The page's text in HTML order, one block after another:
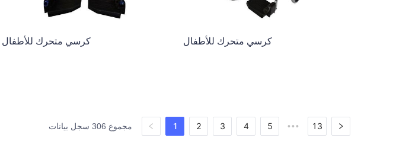
كرسي متحرك للأطفال كرسي متحرك للأطفال
مجموع 306 سجل بيانات 1 2 3 4 5 ••• 13